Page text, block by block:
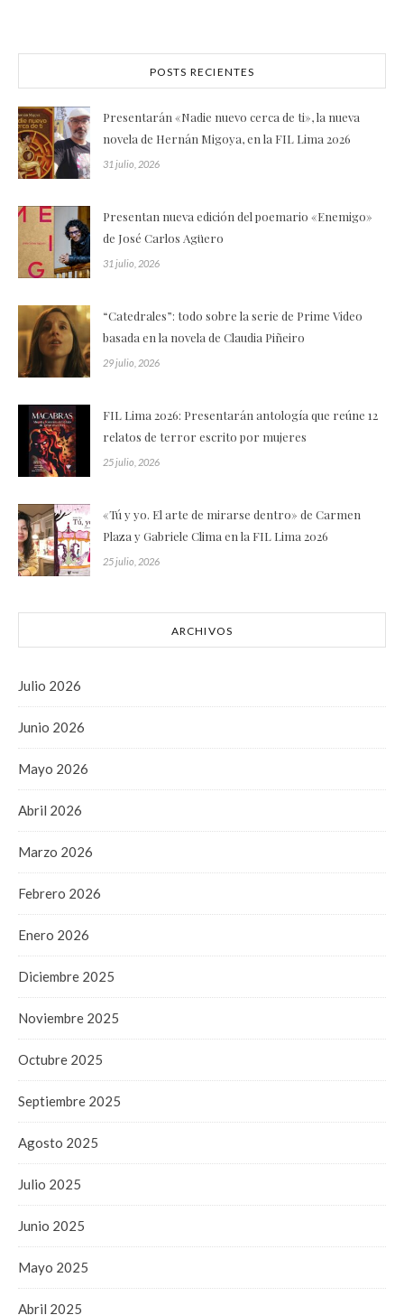
POSTS RECIENTES
Presentarán «Nadie nuevo cerca de ti», la nueva
novela de Hernán Migoya, en la FIL Lima 2026
31 julio, 2026
Presentan nueva edición del poemario «Enemigo»
de José Carlos Agüero
31 julio, 2026
“Catedrales”: todo sobre la serie de Prime Video
basada en la novela de Claudia Piñeiro
29 julio, 2026
FIL Lima 2026: Presentarán antología que reúne 12
relatos de terror escrito por mujeres
25 julio, 2026
«Tú y yo. El arte de mirarse dentro» de Carmen
Plaza y Gabriele Clima en la FIL Lima 2026
25 julio, 2026
ARCHIVOS
Julio 2026
Junio 2026
Mayo 2026
Abril 2026
Marzo 2026
Febrero 2026
Enero 2026
Diciembre 2025
Noviembre 2025
Octubre 2025
Septiembre 2025
Agosto 2025
Julio 2025
Junio 2025
Mayo 2025
Abril 2025